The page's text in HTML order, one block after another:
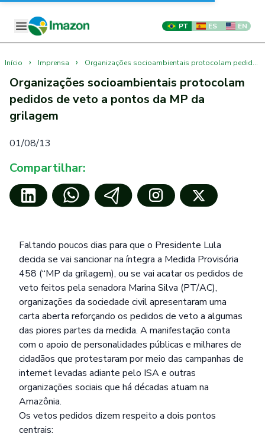
PT ES EN
Início › Imprensa › Organizações socioambientais protocolam pedidos de veto a pontos da MP da grilagem
Organizações socioambientais protocolam
pedidos de veto a pontos da MP da
grilagem
01/08/13
Compartilhar:
Faltando poucos dias para que o Presidente Lula
decida se vai sancionar na íntegra a Medida Provisória
458 (“MP da grilagem), ou se vai acatar os pedidos de
veto feitos pela senadora Marina Silva (PT/AC),
organizações da sociedade civil apresentaram uma
carta aberta reforçando os pedidos de veto a algumas
das piores partes da medida. A manifestação conta
com o apoio de personalidades públicas e milhares de
cidadãos que protestaram por meio das campanhas de
internet levadas adiante pelo ISA e outras
organizações sociais que há décadas atuam na
Amazônia.
Os vetos pedidos dizem respeito a dois pontos
centrais: